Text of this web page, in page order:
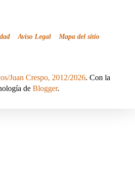
Aviso Legal Mapa del sitio
Juan Crespo, 2012/2026. Con la
de Blogger.